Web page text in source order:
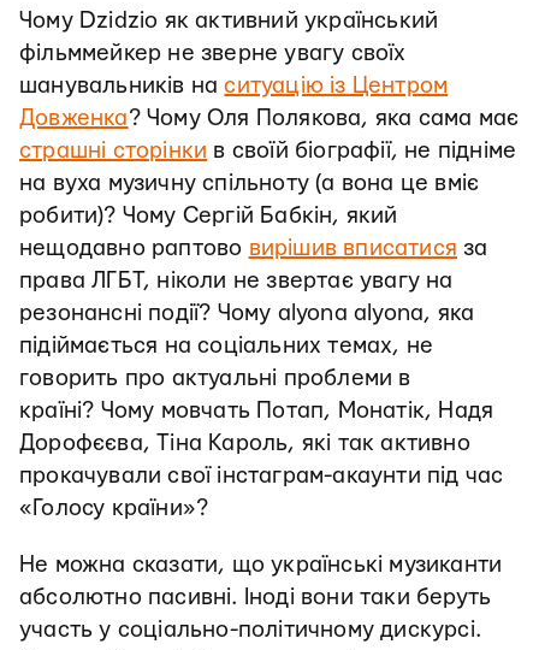
Чому Dzidzio як активний український
фільммейкер не зверне увагу своїх
шанувальників наситуацію із Центром
Довженка? Чому Оля Полякова, яка сама має
страшні сторінки в своїй біографії, не підніме
на вуха музичну спільноту (а вона це вміє
робити)? Чому Сергій Бабкін, який
нещодавно раптово вирішив вписатися за
права ЛГБТ, ніколи не звертає увагу на
резонансні події? Чому alyona alyona, яка
підіймається на соціальних темах, не
говорить про актуальні проблеми в
країні? Чому мовчать Потап, Монатік, Надя
Дорофєєва, Тіна Кароль, які так активно
прокачували свої інстаграм-акаунти під час
«Голосу країни»?
Не можна сказати, що українські музиканти
абсолютно пасивні. Іноді вони таки беруть
участь у соціально-політичному дискурсі.